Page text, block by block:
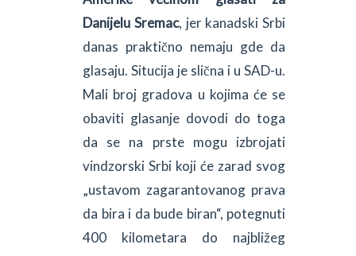
Danijelu Sremac, jer kanadski Srbi
danas praktično nemaju gde da
glasaju. Situcija je slična i u SAD-u.
Mali broj gradova u kojima će se
obaviti glasanje dovodi do toga
da se na prste mogu izbrojati
vindzorski Srbi koji će zarad svog
„ustavom zagarantovanog prava
da bira i da bude biran“, potegnuti
400 kilometara do najbližeg